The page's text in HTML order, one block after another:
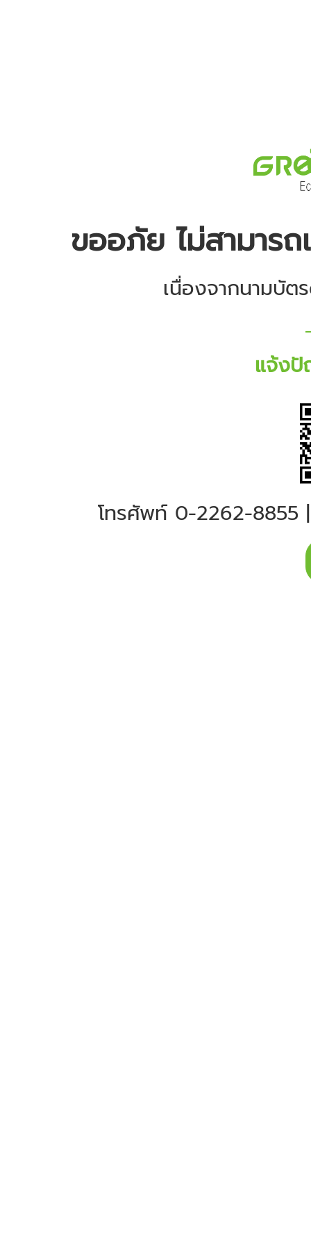
ขออภัย ไม่สามาร
เนื่องจากนามบัต
แจ้งปั
โทรศัพท์ 0-2262-